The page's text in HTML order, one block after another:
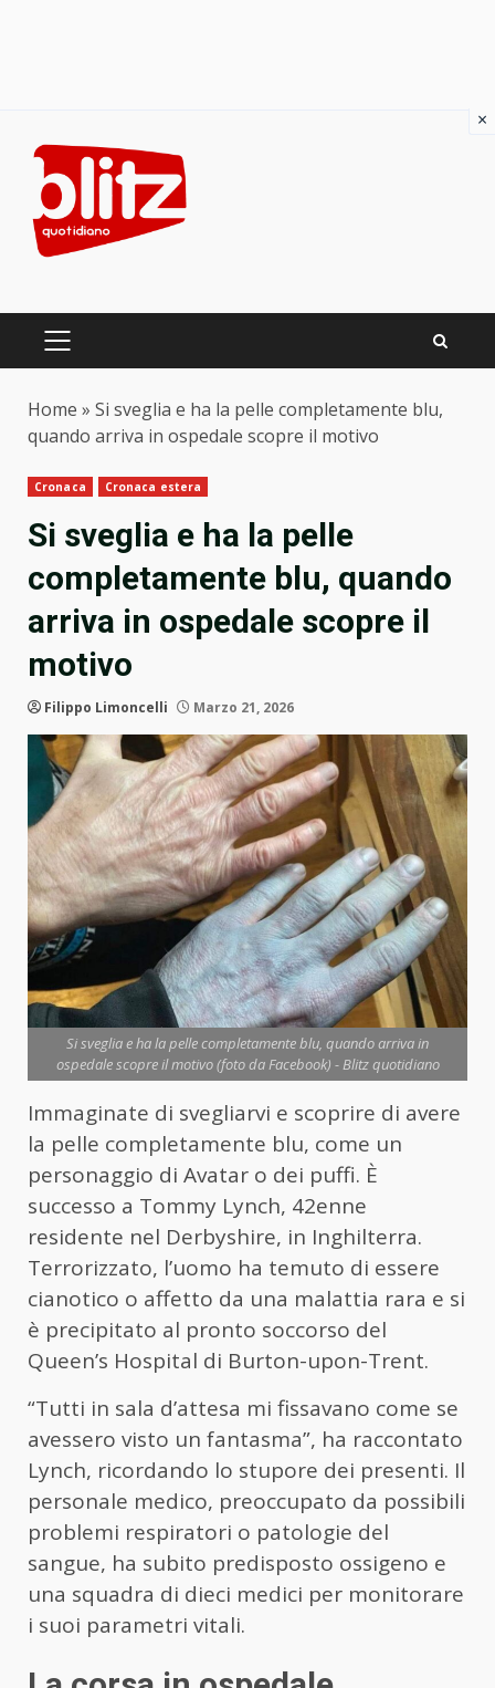
content
PRIMARY
Home » Si sveglia e ha la pelle completamente blu,
quando arriva in ospedale scopre il motivo
Cronaca Cronaca estera
Si sveglia e ha la pelle
completamente blu, quando
arriva in ospedale scopre il
motivo
Filippo Limoncelli Marzo 21, 2026
Si sveglia e ha la pelle completamente blu, quando arriva in
ospedale scopre il motivo (foto da Facebook) - Blitz quotidiano
Immaginate di svegliarvi e scoprire di avere
la pelle completamente blu, come un
personaggio di Avatar o dei puffi. È
successo a Tommy Lynch, 42enne
residente nel Derbyshire, in Inghilterra.
Terrorizzato, l’uomo ha temuto di essere
cianotico o affetto da una malattia rara e si
è precipitato al pronto soccorso del
Queen’s Hospital di Burton-upon-Trent.
“Tutti in sala d’attesa mi fissavano come se
avessero visto un fantasma”, ha raccontato
Lynch, ricordando lo stupore dei presenti. Il
personale medico, preoccupato da possibili
problemi respiratori o patologie del
sangue, ha subito predisposto ossigeno e
una squadra di dieci medici per monitorare
i suoi parametri vitali.
×